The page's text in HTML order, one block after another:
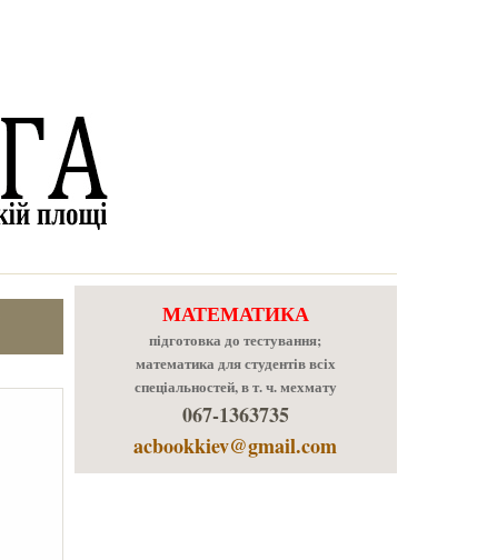
МАТЕМАТИКА
підготовка до тестування;
математика для студентів всіх
спеціальностей, в т. ч. мехмату
067-1363735
acbookkiev@gmail.com